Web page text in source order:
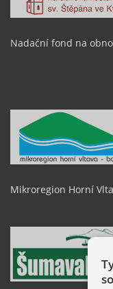
Nadační fond na
Mikroregion Horní